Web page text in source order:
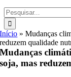
Buscar
resultados
para:
Início »Mudanças
reduzem qualidade
Mudanças
soja, mas